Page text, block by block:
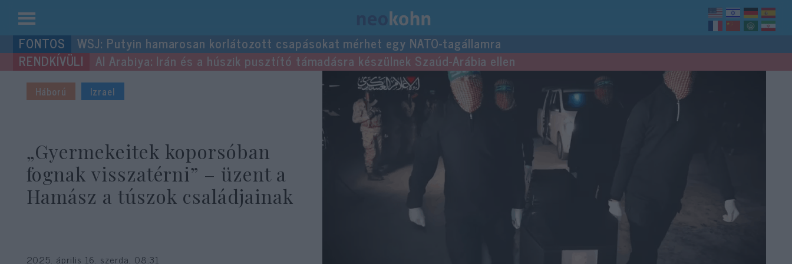
Kilépés
a
tartalomba
WSJ: Putyin hamarosan korlátozott csapásokat mérhet egy NATO-tagállamra
Al Arabiya: Irán és a húszik pusztító támadásra készülnek Szaúd-Arábia ellen
Háború Izrael
„Gyermekeitek koporsóban
fognak visszatérni” – üzent a
Hamász a túszok családjainak
2025. április 16. szerda, 08:31